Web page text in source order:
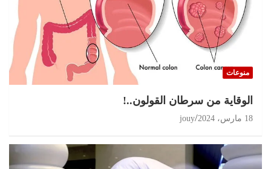
منوعات
الوقاية من سرطان القولون..!
18 مارس، 2024 jouy